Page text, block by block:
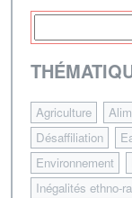
Agriculture
Désaffiliation
Environnement
Inégalités ethno-